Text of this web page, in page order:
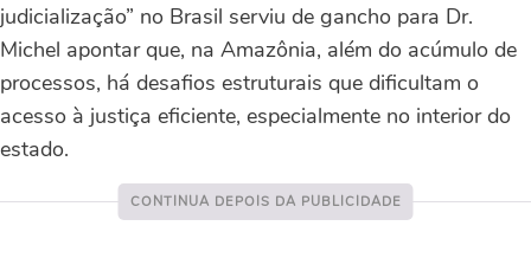
judicialização” no Brasil serviu de gancho para Dr.
Michel apontar que, na Amazônia, além do acúmulo de
processos, há desafios estruturais que dificultam o
acesso à justiça eficiente, especialmente no interior do
estado.